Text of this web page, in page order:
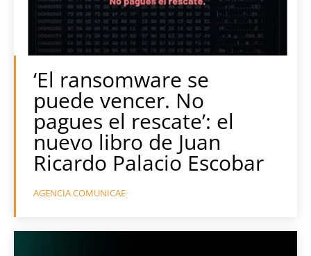
‘El ransomware se
puede vencer. No
pagues el rescate’: el
nuevo libro de Juan
Ricardo Palacio Escobar
AGENCIA COMUNICAE